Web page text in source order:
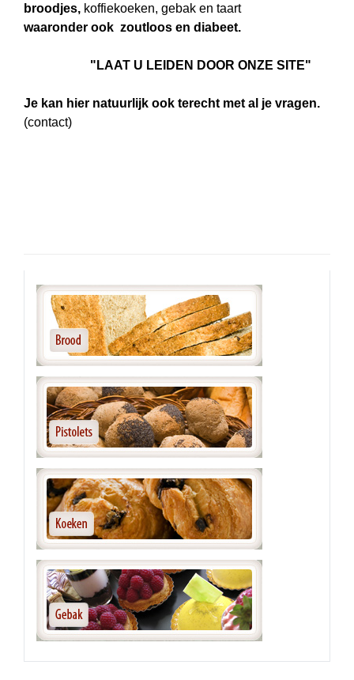
broodjes, koffiekoeken, gebak en taart
waaronder ook zoutloos en diabeet.
"LAAT U LEIDEN DOOR ONZE SITE"
Je kan hier natuurlijk ook terecht met al je vragen.
(contact)